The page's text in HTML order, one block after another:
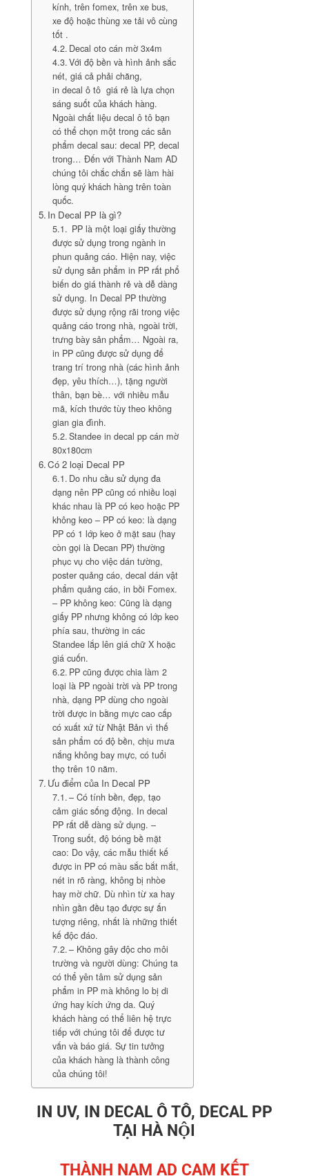
kính, trên fomex, trên xe bus,
xe độ hoặc thùng xe tải vô cùng
tốt .
Decal oto cán mờ 3x4m
Với độ bền và hình ảnh sắc
nét, giá cả phải chăng,
in decal ô tô giá rẻ là lựa chọn
sáng suốt của khách hàng.
Ngoài chất liệu decal ô tô bạn
có thể chọn một trong các sản
phẩm decal sau: decal PP, decal
trong… Đến với Thành Nam AD
chúng tôi chắc chắn sẽ làm hài
lòng quý khách hàng trên toàn
quốc.
In Decal PP là gì?
PP là một loại giấy thường
được sử dụng trong ngành in
phun quảng cáo. Hiện nay, việc
sử dụng sản phẩm in PP rất phổ
biến do giá thành rẻ và dễ dàng
sử dụng. In Decal PP thường
được sử dụng rộng rãi trong việc
quảng cáo trong nhà, ngoài trời,
trưng bày sản phẩm… Ngoài ra,
in PP cũng được sử dụng để
trang trí trong nhà (các hình ảnh
đẹp, yêu thích…), tặng người
thân, bạn bè… với nhiều mẫu
mã, kích thước tùy theo không
gian gia đình.
Standee in decal pp cán mờ
80x180cm
Có 2 loại Decal PP
Do nhu cầu sử dụng đa
dạng nên PP cũng có nhiều loại
khác nhau là PP có keo hoặc PP
không keo – PP có keo: là dạng
PP có 1 lớp keo ở mặt sau (hay
còn gọi là Decan PP) thường
phục vụ cho việc dán tường,
poster quảng cáo, decal dán vật
phẩm quảng cáo, in bồi Fomex.
– PP không keo: Cũng là dạng
giấy PP nhưng không có lớp keo
phía sau, thường in các
Standee lắp lên giá chữ X hoặc
giá cuốn.
PP cũng được chia làm 2
loại là PP ngoài trời và PP trong
nhà, dạng PP dùng cho ngoài
trời được in bằng mực cao cấp
có xuất xứ từ Nhật Bản vì thế
sản phẩm có độ bền, chịu mưa
nắng không bay mực, có tuổi
thọ trên 10 năm.
Ưu điểm của In Decal PP
– Có tính bền, đẹp, tạo
cảm giác sống động. In decal
PP rất dễ dàng sử dụng. –
Trong suốt, độ bóng bề mặt
cao: Do vậy, các mẫu thiết kế
được in PP có màu sắc bắt mắt,
nét in rõ ràng, không bị nhòe
hay mờ chữ. Dù nhìn từ xa hay
nhìn gần đều tạo được sự ấn
tượng riêng, nhất là những thiết
kế độc đáo.
– Không gây độc cho môi
trường và người dùng: Chúng ta
có thể yên tâm sử dụng sản
phẩm in PP mà không lo bị di
ứng hay kích ứng da. Quý
khách hàng có thể liên hệ trực
tiếp với chúng tôi để được tư
vấn và báo giá. Sự tin tưởng
của khách hàng là thành công
của chúng tôi!
IN UV, IN DECAL Ô TÔ, DECAL PP
TẠI HÀ NỘI
THÀNH NAM AD CAM KẾT